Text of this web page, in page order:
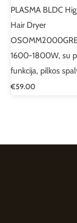
PLASMA BLDC
Hair Dryer
1600-1800W, su
funkcija, pilkos
€59.00